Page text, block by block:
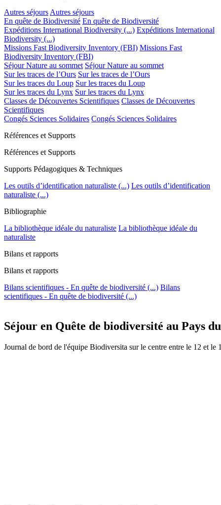
Autres séjours Autres séjours
En quête de Biodiversité En quête de Biodiversité
Expéditions International Biodiversity (...) Expéditions International
Biodiversity (...)
Missions Fast Biodiversity Inventory (FBI) Missions Fast
Biodiversity Inventory (FBI)
Séjour Nature au sommet Séjour Nature au sommet
Sur les traces de l’Ours Sur les traces de l’Ours
Sur les traces du Loup Sur les traces du Loup
Sur les traces du Lynx Sur les traces du Lynx
Classes de Découvertes Scientifiques Classes de Découvertes
Scientifiques
Congés Sciences Solidaires Congés Sciences Solidaires
Références et Supports
Références et Supports
Supports Pédagogiques & Techniques
Les outils d’identification naturaliste (...) Les outils d’identification
naturaliste (...)
Bibliographie
La bibliothèque idéale du naturaliste La bibliothèque idéale du
naturaliste
Bilans et rapports
Bilans et rapports
Bilans scientifiques - En quête de biodiversité (...) Bilans
scientifiques - En quête de biodiversité (...)
Séjour en Quête de biodiversité au Pays
Journal de bord de l'équipe Biodiversita sur le centre entre le 12 et le